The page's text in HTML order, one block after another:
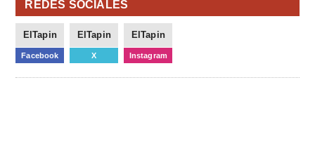
REDES SOCIALES
ElTapin
Facebook
ElTapin
X
ElTapin
Instagram